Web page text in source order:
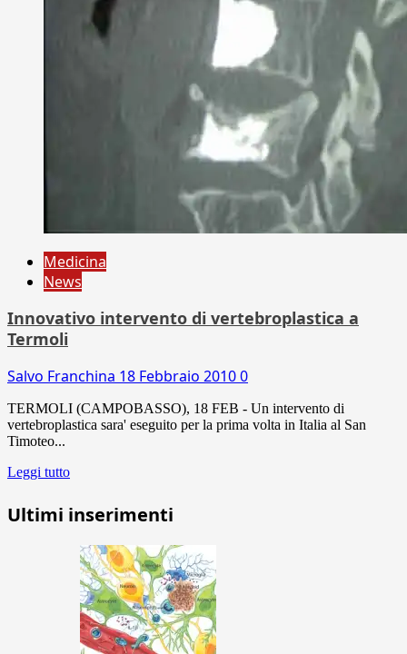
Medicina
News
Innovativo intervento di vertebroplastica a
Termoli
Salvo Franchina 18 Febbraio 20100
TERMOLI (CAMPOBASSO), 18 FEB - Un intervento di
vertebroplastica sara' eseguito per la prima volta in Italia al San
Timoteo...
Leggi tutto
Ultimi inserimenti